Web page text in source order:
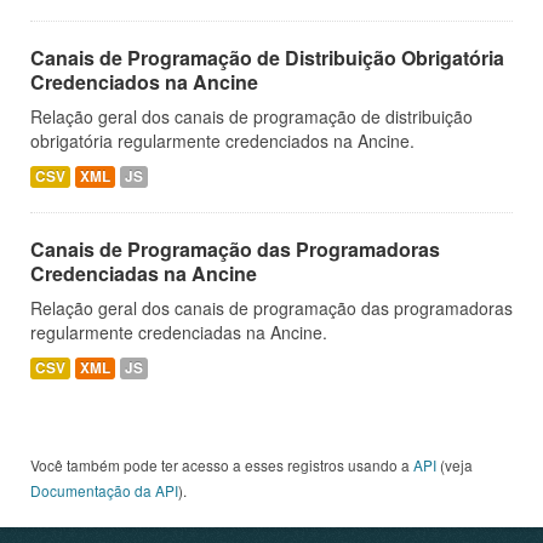
Canais de Programação de Distribuição Obrigatória
Credenciados na Ancine
Relação geral dos canais de programação de distribuição
obrigatória regularmente credenciados na Ancine.
CSV XML JS
Canais de Programação das Programadoras
Credenciadas na Ancine
Relação geral dos canais de programação das programadoras
regularmente credenciadas na Ancine.
CSV XML JS
Você também pode ter acesso a esses registros usando a API (veja
Documentação da API).